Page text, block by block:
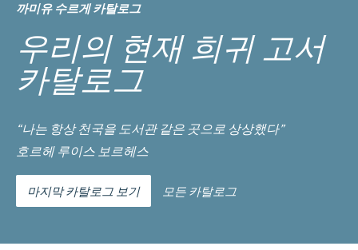
까미유 수르게 카탈로그
우리의 현재 희귀 고서
카탈로그
“나는 항상 천국을 도서관 같은 곳으로 상상했다”
호르헤 루이스 보르헤스
마지막 카탈로그 보기 모든 카탈로그